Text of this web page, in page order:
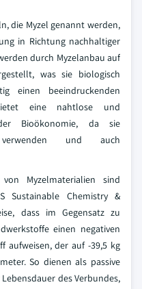
die Myzel genannt werden,
in Richtung nachhaltiger
durch Myzelanbau auf
was sie biologisch
einen beeindruckenden
eine nahtlose und
Bioökonomie, da sie
und auch
Myzelmaterialien sind
Sustainable Chemistry &
dass im Gegensatz zu
einen negativen
aufweisen, der auf -39,5 kg
So dienen als passive
des Verbundes,